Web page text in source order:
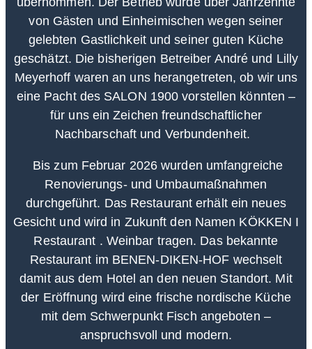
von Gästen und Einheimischen wegen seiner
gelebten Gastlichkeit und seiner guten Küche
geschätzt. Die bisherigen Betreiber André und Lilly
Meyerhoff waren an uns herangetreten, ob wir uns
eine Pacht des SALON 1900 vorstellen könnten –
für uns ein Zeichen freundschaftlicher
Nachbarschaft und Verbundenheit.
Bis zum Februar 2026 wurden umfangreiche
Renovierungs- und Umbaumaßnahmen
durchgeführt. Das Restaurant erhält ein neues
Gesicht und wird in Zukunft den Namen KÖKKEN I
Restaurant . Weinbar tragen. Das bekannte
Restaurant im BENEN-DIKEN-HOF wechselt
damit aus dem Hotel an den neuen Standort. Mit
der Eröffnung wird eine frische nordische Küche
mit dem Schwerpunkt Fisch angeboten –
anspruchsvoll und modern.